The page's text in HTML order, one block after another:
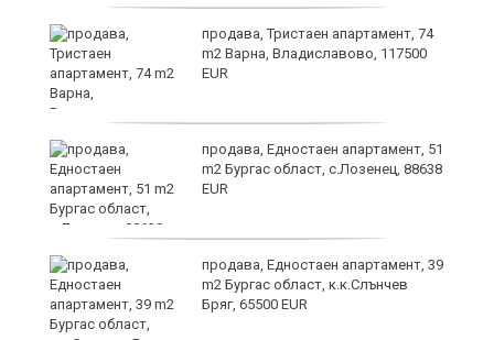
продава, Тристаен апартамент, 74
m2 Варна, Владиславово, 117500
EUR
продава, Едностаен апартамент, 51
m2 Бургас област, с.Лозенец, 88638
EUR
продава, Едностаен апартамент, 39
m2 Бургас област, к.к.Слънчев
Бряг, 65500 EUR